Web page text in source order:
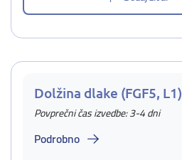
Dolžina dlake (FGF5, L1)
Povprečni čas izvedbe: 3-4 dni
Podrobno